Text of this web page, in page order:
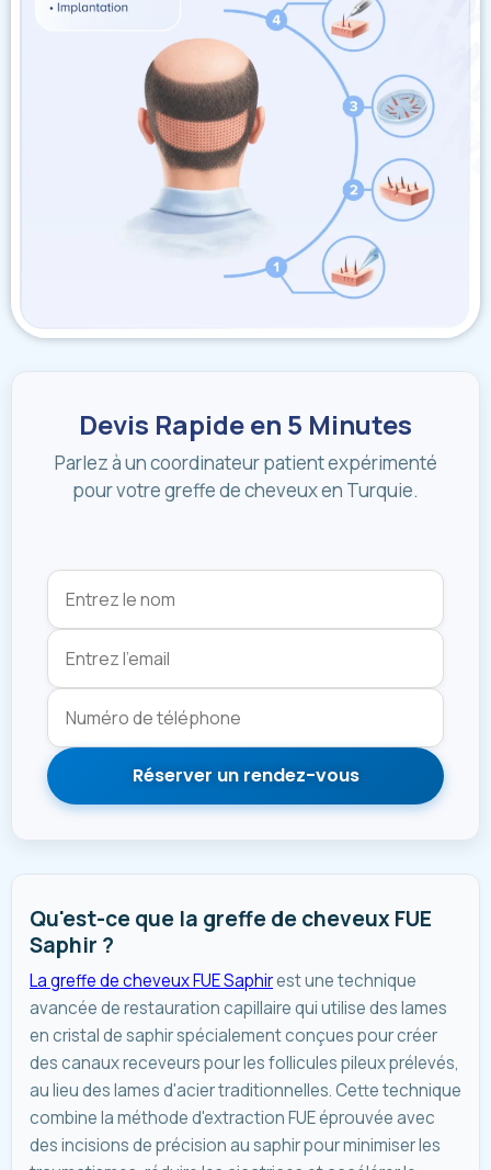
Devis Rapide en 5 Minutes
Parlez à un coordinateur patient expérimenté
pour votre greffe de cheveux en Turquie.
Réserver un rendez-vous
Qu'est-ce que la greffe de cheveux FUE
Saphir ?
La greffe de cheveux FUE Saphirest une technique
avancée de restauration capillaire qui utilise des lames
en cristal de saphir spécialement conçues pour créer
des canaux receveurs pour les follicules pileux prélevés,
au lieu des lames d'acier traditionnelles. Cette technique
combine la méthode d'extraction FUE éprouvée avec
des incisions de précision au saphir pour minimiser les